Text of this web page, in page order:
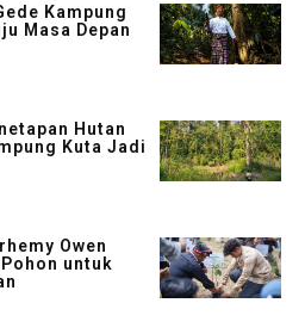
Kampung
Masa Depan
Hutan
Kuta Jadi
Owen
untuk